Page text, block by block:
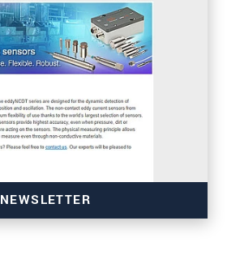
NEWSLETTER